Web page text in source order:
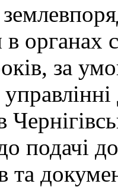
органах
за
подачі
та